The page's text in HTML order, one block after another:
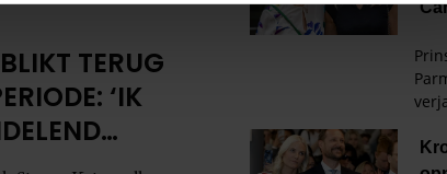
om functies voor social media te bieden en om
gebruik van onze site met onze partners voor social
combineren met andere informatie die u aan ze
van hun services. U gaat akkoord met onze cookies als
TERUG
‘IK